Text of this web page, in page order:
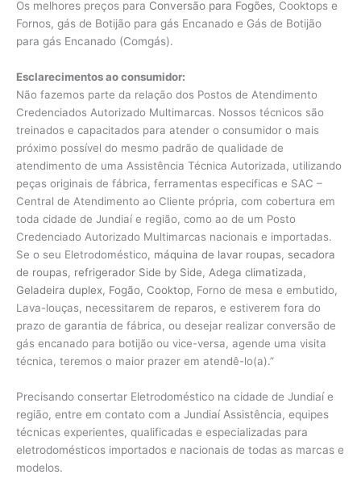
Os melhores preços para Conversão para Fogões, Cooktops e
Fornos, gás de Botijão para gás Encanado e Gás de Botijão
para gás Encanado (Comgás).
Esclarecimentos ao consumidor:
Não fazemos parte da relação dos Postos de Atendimento
Credenciados Autorizado Multimarcas. Nossos técnicos são
treinados e capacitados para atender o consumidor o mais
próximo possível do mesmo padrão de qualidade de
atendimento de uma Assistência Técnica Autorizada, utilizando
peças originais de fábrica, ferramentas especificas e SAC –
Central de Atendimento ao Cliente própria, com cobertura em
toda cidade de Jundiaí e região, como ao de um Posto
Credenciado Autorizado Multimarcas nacionais e importadas.
Se o seu Eletrodoméstico, máquina de lavar roupas, secadora
de roupas, refrigerador Side by Side, Adega climatizada,
Geladeira duplex, Fogão, Cooktop, Forno de mesa e embutido,
Lava-louças, necessitarem de reparos, e estiverem fora do
prazo de garantia de fábrica, ou desejar realizar conversão de
gás encanado para botijão ou vice-versa, agende uma visita
técnica, teremos o maior prazer em atendê-lo(a).”
Precisando consertar Eletrodoméstico na cidade de Jundiaí e
região, entre em contato com a Jundiaí Assistência, equipes
técnicas experientes, qualificadas e especializadas para
eletrodomésticos importados e nacionais de todas as marcas e
modelos.